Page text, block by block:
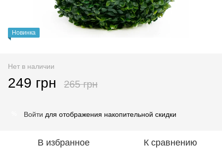
Новинка
Нет в наличии
249 грн 265 грн
Войти для отображения накопительной скидки
В избранное К сравнению